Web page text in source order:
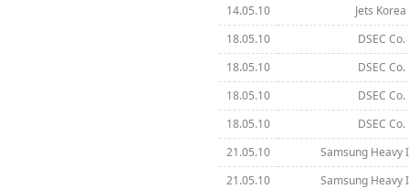
14.05.10
Jets
18.05.10
DSEC
18.05.10
DSEC
18.05.10
DSEC
18.05.10
DSEC
21.05.10
Samsung Heavy
21.05.10
Samsung Heavy